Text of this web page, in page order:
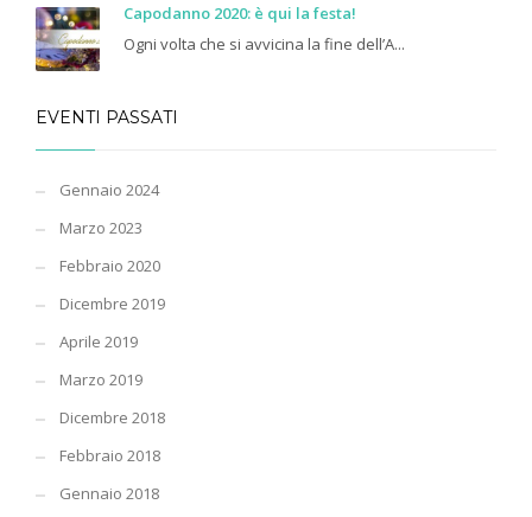
Capodanno 2020: è qui la festa!
Ogni volta che si avvicina la fine dell’A...
EVENTI PASSATI
Gennaio 2024
Marzo 2023
Febbraio 2020
Dicembre 2019
Aprile 2019
Marzo 2019
Dicembre 2018
Febbraio 2018
Gennaio 2018